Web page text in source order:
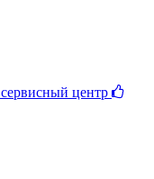
сервисный центр